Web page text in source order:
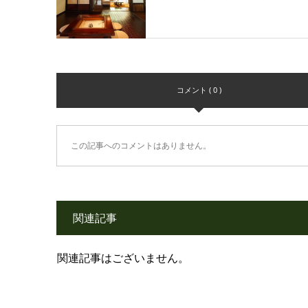
コメント ( 0 )
この記事へのコメントはありません。
関連記事
関連記事はございません。